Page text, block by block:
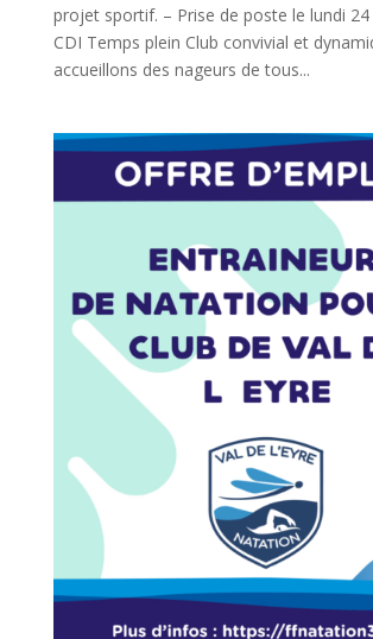
projet sportif. – Prise de poste le lundi
CDI Temps plein Club convivial et
accueillons des nageurs de tous...